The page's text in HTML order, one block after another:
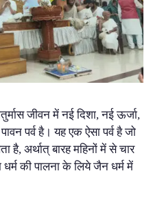
जीवन में नई दिशा, नई ऊर्जा,
पर्व है। यह एक ऐसा पर्व है जो
है, अर्थात् बारह महिनों में से चार
धर्म की पालना के लिये जैन धर्म में